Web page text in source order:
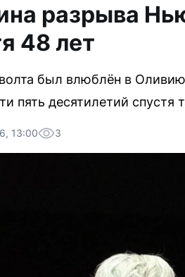
разрыва
48 лет
был влюблён в Оливию
пять десятилетий спустя
13:00 3